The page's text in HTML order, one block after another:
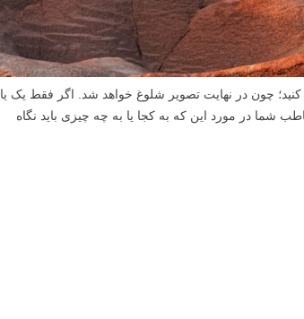
چون در نهایت تصویر شلوغ خواهد شد. اگر فقط یک یا
شما در مورد این که به کجا یا به چه چیزی باید نگاه